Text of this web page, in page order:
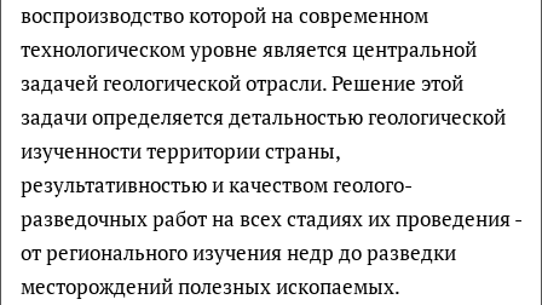
воспроизводство которой на современном
технологическом уровне является центральной
задачей геологической отрасли. Решение этой
задачи определяется детальностью геологической
изученности территории страны,
результативностью и качеством геолого-
разведочных работ на всех стадиях их проведения -
от регионального изучения недр до разведки
месторождений полезных ископаемых.